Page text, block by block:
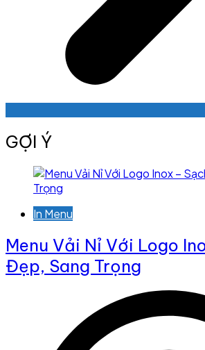
GỢI Ý
In Menu
Menu Vải Nỉ Với Logo
Đẹp, Sang Trọng